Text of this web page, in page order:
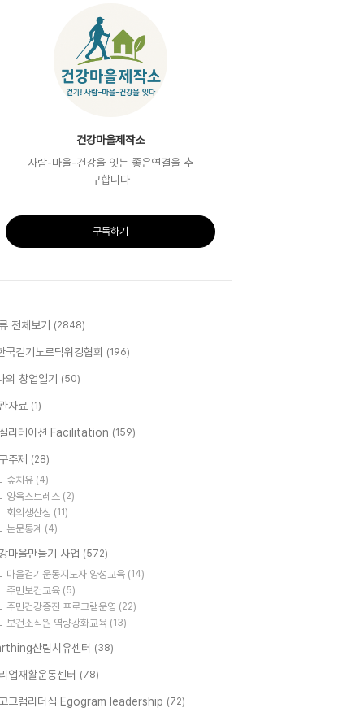
건강마을제작소
사람-마을-건강을 잇는 좋은연결을 추
구합니다
구독하기
전체보기 (2848)
국걷기노르딕워킹협회 (196)
의 창업일기 (50)
자료 (1)
리테이션 Facilitation (159)
주제 (28)
숲치유 (4)
양육스트레스 (2)
회의생산성 (11)
논문통계 (4)
마을만들기 사업 (572)
마을걷기운동지도자 양성교육 (14)
주민보건교육 (5)
주민건강증진 프로그램운영 (22)
보건소직원 역량강화교육 (13)
산림치유센터 (38)
업재활운동센터 (78)
그램리더십 Egogram leadership (72)